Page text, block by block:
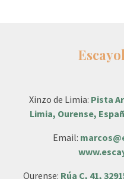
Xinzo de Limia: Pista
Limia, Ourense,
Email:
Ourense: Rúa C, 41,